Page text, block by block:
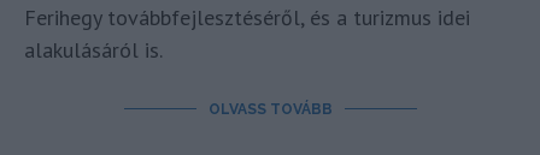
Ferihegy továbbfejlesztéséről, és a turizmus idei
alakulásáról is.
OLVASS TOVÁBB